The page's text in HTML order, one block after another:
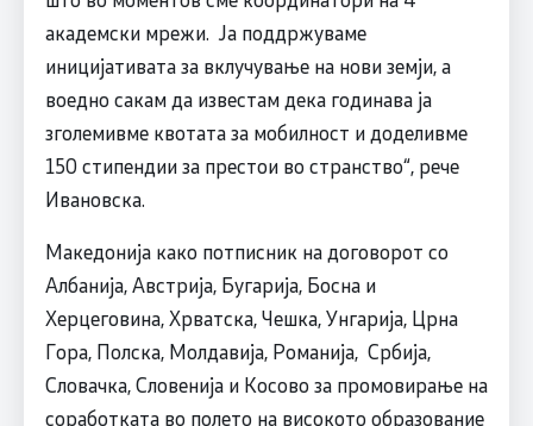
академски мрежи. Ја поддржуваме
иницијативата за вклучување на нови земји, а
воедно сакам да известам дека годинава ја
зголемивме квотата за мобилност и доделивме
150 стипендии за престои во странство“, рече
Ивановска.
Македонија како потписник на договорот со
Албанија, Австрија, Бугарија, Босна и
Херцеговина, Хрватска, Чешка, Унгарија, Црна
Гора, Полска, Молдавија, Романија, Србија,
Словачка, Словенија и Косово за промовирање на
соработката во полето на високото образование